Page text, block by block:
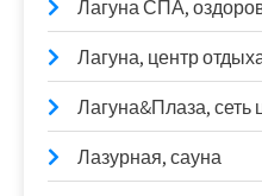
Лагуна СПА,
Лагуна, центр
Лагуна&Плаза, сеть
Лазурная, сауна